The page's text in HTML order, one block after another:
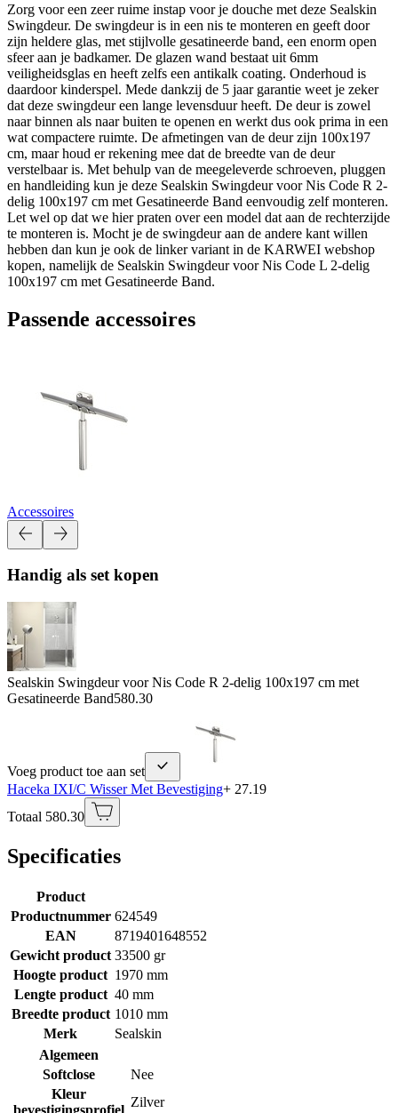
Zorg voor een zeer ruime instap voor je douche met deze Sealskin
Swingdeur. De swingdeur is in een nis te monteren en geeft door
zijn heldere glas, met stijlvolle gesatineerde band, een enorm open
sfeer aan je badkamer. De glazen wand bestaat uit 6mm
veiligheidsglas en heeft zelfs een antikalk coating. Onderhoud is
daardoor kinderspel. Mede dankzij de 5 jaar garantie weet je zeker
dat deze swingdeur een lange levensduur heeft. De deur is zowel
naar binnen als naar buiten te openen en werkt dus ook prima in een
wat compactere ruimte. De afmetingen van de deur zijn 100x197
cm, maar houd er rekening mee dat de breedte van de deur
verstelbaar is. Met behulp van de meegeleverde schroeven, pluggen
en handleiding kun je deze Sealskin Swingdeur voor Nis Code R 2-
delig 100x197 cm met Gesatineerde Band eenvoudig zelf monteren.
Let wel op dat we hier praten over een model dat aan de rechterzijde
te monteren is. Mocht je de swingdeur aan de andere kant willen
hebben dan kun je ook de linker variant in de KARWEI webshop
kopen, namelijk de Sealskin Swingdeur voor Nis Code L 2-delig
100x197 cm met Gesatineerde Band.
Passende accessoires
Accessoires
Handig als set kopen
Sealskin Swingdeur voor Nis Code R 2-delig 100x197 cm met
Gesatineerde Band580.30
Voeg product toe aan set
Haceka IXI/C Wisser Met Bevestiging+ 27.19
Totaal 580.30
Specificaties
Product
Productnummer 624549
EAN
8719401648552
Gewicht product 33500 gr
Hoogte product 1970 mm
Lengte product 40 mm
Breedte product 1010 mm
Merk
Sealskin
Algemeen
Softclose
Nee
Kleur
bevestigingsprofiel
Zilver